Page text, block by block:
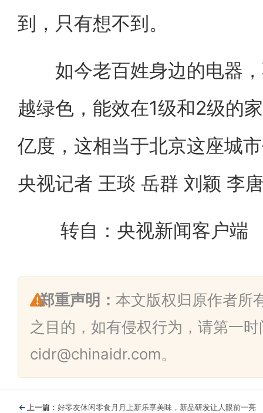
到，只有想不到。
如今老百姓身边的电器，
越绿色，能效在1级和2级的
亿度，这相当于北京这座城
央视记者 王琰 岳群 刘颖 李
转自：央视新闻客户端
郑重声明： 本文版权归原作者所
之目的，如有侵权行为，请第一
cidr@chinaidr.com。
上一篇： 好零友休闲零食月月上新乐享美味，新品研发让人眼前一亮